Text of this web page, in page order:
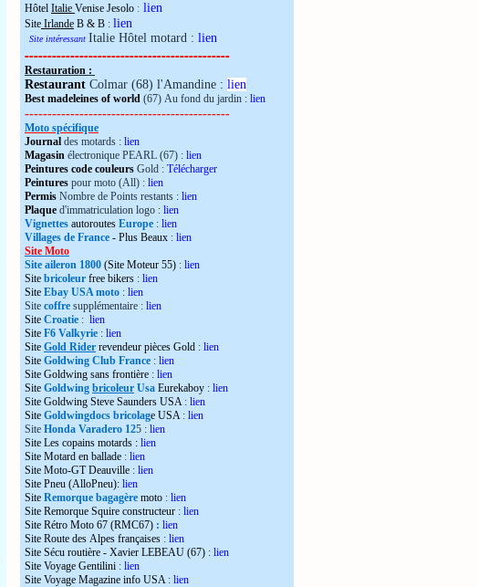
Hôtel Italie Venise Jesolo : lien
Site Irlande B & B : lien
Site intéressant Italie Hôtel motard : lien
---------------------------------------------
Restauration :
Restaurant Colmar (68) l'Amandine : lien
Best madeleines of world (67) Au fond du jardin : lien
---------------------------------------------
Moto spécifique
Journal des motards : lien
Magasin électronique PEARL (67) : lien
Peintures code couleurs Gold : Télécharger
Peintures pour moto (All) : lien
Permis Nombre de Points restants : lien
Plaque d'immatriculation logo : lien
Vignettes autoroutes Europe : lien
Villages de France - Plus Beaux : lien
Site Moto
Site aileron 1800 (Site Moteur 55) : lien
Site bricoleur free bikers : lien
Site Ebay USA moto : lien
Site coffre supplémentaire : lien
Site Croatie : lien
Site F6 Valkyrie : lien
Site Gold Rider revendeur pièces Gold : lien
Site Goldwing Club France : lien
Site Goldwing sans frontière : lien
Site Goldwing bricoleur Usa Eurekaboy : lien
Site Goldwing Steve Saunders USA : lien
Site Goldwingdocs bricolage USA : lien
Site Honda Varadero 125 : lien
Site Les copains motards : lien
Site Motard en ballade : lien
Site Moto-GT Deauville : lien
Site Pneu (AlloPneu): lien
Site Remorque bagagère moto : lien
Site Remorque Squire constructeur : lien
Site Rétro Moto 67 (RMC67) : lien
Site Route des Alpes françaises : lien
Site Sécu routière - Xavier LEBEAU (67) : lien
Site Voyage Gentilini : lien
Site Voyage Magazine info USA: lien